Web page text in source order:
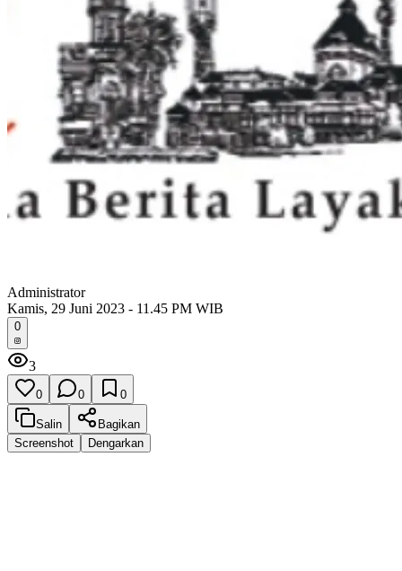
Administrator
Kamis, 29 Juni 2023 - 11.45 PM WIB
0
3
0 0 0
Salin
Bagikan
Screenshot
Dengarkan